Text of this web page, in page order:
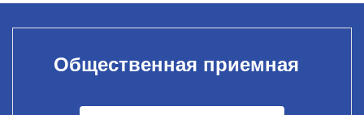
Общественная приемная